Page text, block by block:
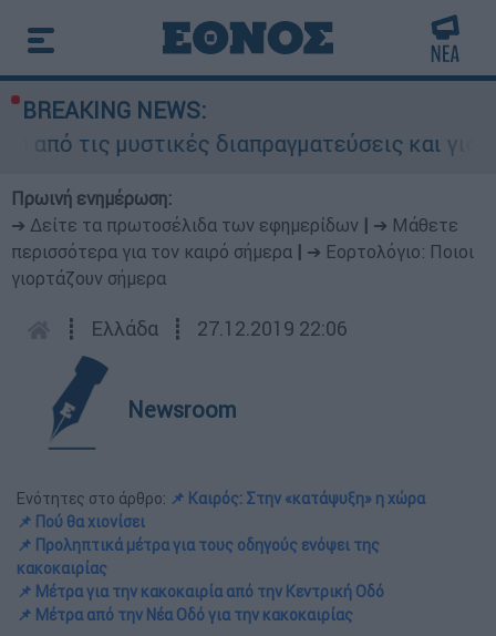
BREAKING NEWS:
μυστικές διαπραγματεύσεις και γιατί
Πρωινή ενημέρωση:
➔ Δείτε τα πρωτοσέλιδα των εφημερίδων
➔ Μάθετε
περισσότερα για τον καιρό σήμερα
➔ Εορτολόγιο: Ποιοι
γιορτάζουν σήμερα
┋ Ελλάδα ┋ 27.12.2019 22:06
Newsroom
Ενότητες στο άρθρο: 📌 Καιρός: Στην «κατάψυξη» η χώρα
📌 Πού θα χιονίσει
📌 Προληπτικά μέτρα για τους οδηγούς ενόψει της
κακοκαιρίας
📌 Μέτρα για την κακοκαιρία από την Κεντρική Οδό
📌 Μέτρα από την Νέα Οδό για την κακοκαιρίας